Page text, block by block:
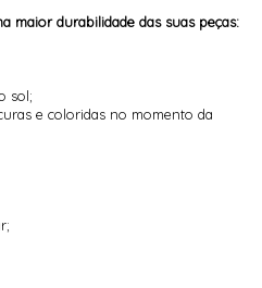
maior durabilidade das suas peças:
sol;
e coloridas no momento da